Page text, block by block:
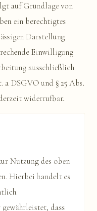
auf Grundlage von
ein berechtigtes
Darstellung
Einwilligung
ausschließlich
DSGVO und § 25 Abs.
widerrufbar.
Nutzung des oben
Hierbei handelt es
dass